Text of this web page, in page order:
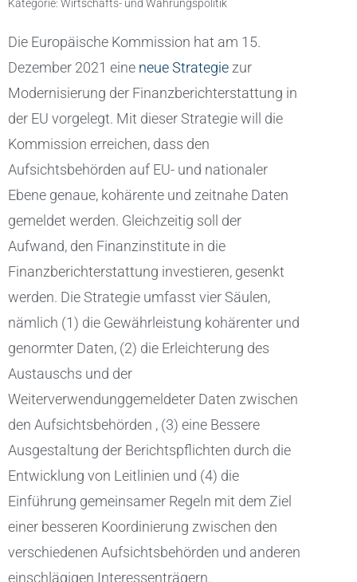
Kategorie: Wirtschafts- und Währungspolitik
Die Europäische Kommission hat am 15.
Dezember 2021 eine neue Strategie zur
Modernisierung der Finanzberichterstattung in
der EU vorgelegt. Mit dieser Strategie will die
Kommission erreichen, dass den
Aufsichtsbehörden auf EU- und nationaler
Ebene genaue, kohärente und zeitnahe Daten
gemeldet werden. Gleichzeitig soll der
Aufwand, den Finanzinstitute in die
Finanzberichterstattung investieren, gesenkt
werden. Die Strategie umfasst vier Säulen,
nämlich (1) die Gewährleistung kohärenter und
genormter Daten, (2) die Erleichterung des
Austauschs und der
Weiterverwendunggemeldeter Daten zwischen
den Aufsichtsbehörden , (3) eine Bessere
Ausgestaltung der Berichtspflichten durch die
Entwicklung von Leitlinien und (4) die
Einführung gemeinsamer Regeln mit dem Ziel
einer besseren Koordinierung zwischen den
verschiedenen Aufsichtsbehörden und anderen
einschlägigen Interessenträgern.